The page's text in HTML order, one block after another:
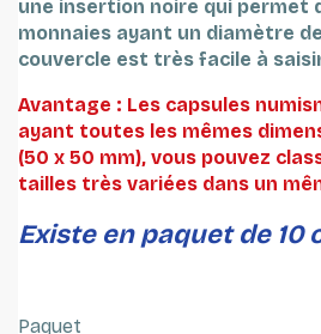
une insertion noire qui permet
monnaies ayant un diamètre
couvercle est très facile à
Avantage : Les capsules
ayant toutes les mêmes
(50 x 50 mm), vous pouvez
tailles très variées dans un
Existe en paquet de 10
Paquet